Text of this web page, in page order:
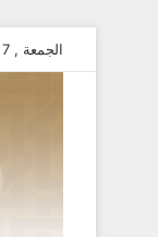
الجمعة , 7 أغسطس 2026